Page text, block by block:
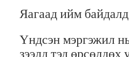
Яагаад ийм
Үндсэн мэргэжил
зээлд тэд өрсөлдөх